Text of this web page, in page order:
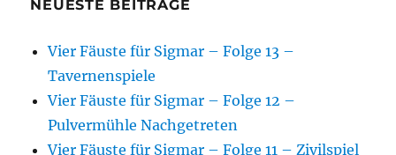
NEUESTE BEITRÄGE
Vier Fäuste für Sigmar – Folge 13 –
Tavernenspiele
Vier Fäuste für Sigmar – Folge 12 –
Pulvermühle Nachgetreten
Vier Fäuste für Sigmar – Folge 11 – Zivilspiel